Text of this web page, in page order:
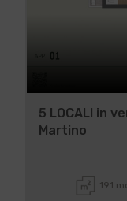
5 LOCALI in
Martino
191